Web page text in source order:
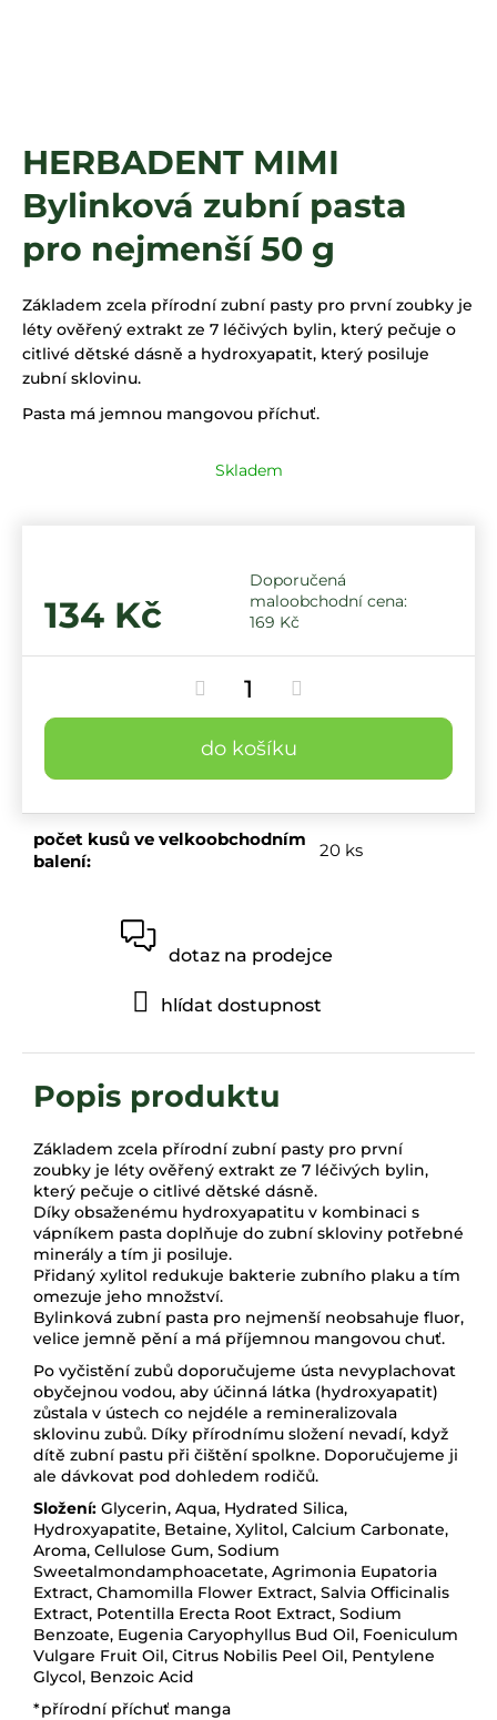
HERBADENT MIMI
Bylinková zubní pasta
pro nejmenší 50 g
Základem zcela přírodní zubní pasty pro první zoubky je
léty ověřený extrakt ze 7 léčivých bylin, který pečuje o
citlivé dětské dásně a hydroxyapatit, který posiluje
zubní sklovinu.
Pasta má jemnou mangovou příchuť.
Skladem
169 Kč
134 Kč
do košíku
počet kusů ve velkoobchodním
balení:
20 ks
dotaz na prodejce
hlídat dostupnost
Základem zcela přírodní zubní pasty pro první
zoubky je léty ověřený extrakt ze 7 léčivých bylin,
který pečuje o citlivé dětské dásně.
Díky obsaženému hydroxyapatitu v kombinaci s
vápníkem pasta doplňuje do zubní skloviny potřebné
minerály a tím ji posiluje.
Přidaný xylitol redukuje bakterie zubního plaku a tím
omezuje jeho množství.
Bylinková zubní pasta pro nejmenší neobsahuje fluor,
velice jemně pění a má příjemnou mangovou chuť.
Po vyčistění zubů doporučujeme ústa nevyplachovat
obyčejnou vodou, aby účinná látka (hydroxyapatit)
zůstala v ústech co nejdéle a remineralizovala
sklovinu zubů. Díky přírodnímu složení nevadí, když
dítě zubní pastu při čištění spolkne. Doporučujeme ji
ale dávkovat pod dohledem rodičů.
Složení: Glycerin, Aqua, Hydrated Silica,
Hydroxyapatite, Betaine, Xylitol, Calcium Carbonate,
Aroma, Cellulose Gum, Sodium
Sweetalmondamphoacetate, Agrimonia Eupatoria
Extract, Chamomilla Flower Extract, Salvia Officinalis
Extract, Potentilla Erecta Root Extract, Sodium
Benzoate, Eugenia Caryophyllus Bud Oil, Foeniculum
Vulgare Fruit Oil, Citrus Nobilis Peel Oil, Pentylene
Glycol, Benzoic Acid
*přírodní příchuť manga
?
HLEDAT